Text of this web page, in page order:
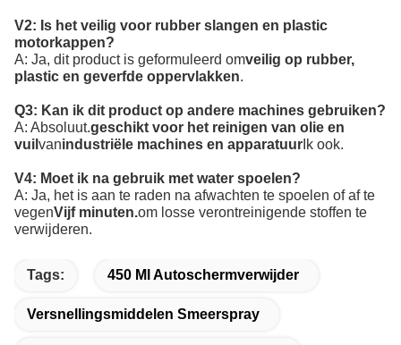
V2: Is het veilig voor rubber slangen en plastic
motorkappen?
A: Ja, dit product is geformuleerd omveilig op rubber,
plastic en geverfde oppervlakken.
Q3: Kan ik dit product op andere machines gebruiken?
A: Absoluut.geschikt voor het reinigen van olie en
vuilvanindustriële machines en apparatuurIk ook.
V4: Moet ik na gebruik met water spoelen?
A: Ja, het is aan te raden na afwachten te spoelen of af te
vegenVijf minuten.om losse verontreinigende stoffen te
verwijderen.
Tags: 450 Ml Autoschermverwijder
Versnellingsmiddelen Smeerspray